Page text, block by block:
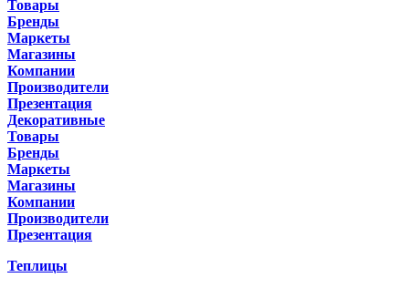
Товары
Бренды
Маркеты
Магазины
Компании
Производители
Презентация
Декоративные
Товары
Бренды
Маркеты
Магазины
Компании
Производители
Презентация
Теплицы